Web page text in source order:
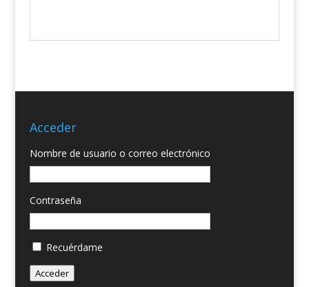
Acceder
Nombre de usuario o correo electrónico
Contraseña
Recuérdame
Acceder